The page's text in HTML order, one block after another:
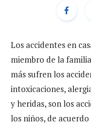
Los accidentes en
miembro de la
más sufren los
intoxicaciones,
y heridas, son los
los niños, de